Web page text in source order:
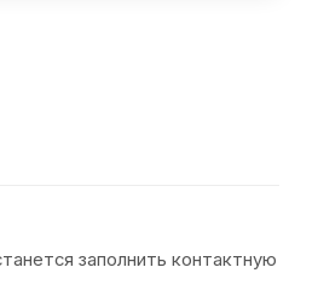
заполнить контактную